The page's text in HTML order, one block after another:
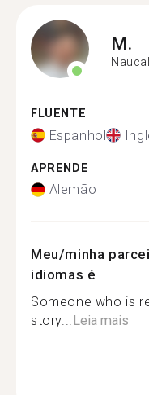
M.
FLUENTE
Espanhol
APRENDE
Alemão
Meu/minha
idiomas é
Someone who is
story...Leia mais